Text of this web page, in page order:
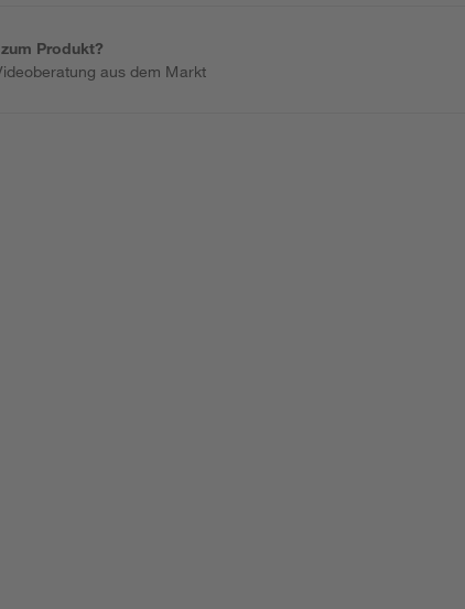
Produkt?
aus dem Markt